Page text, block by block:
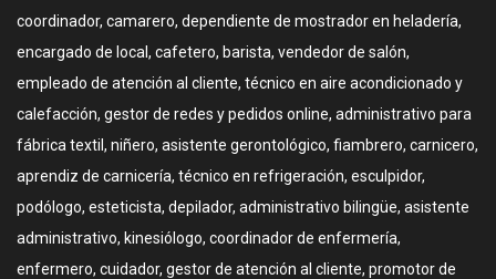
coordinador, camarero, dependiente de mostrador en heladería,
encargado de local, cafetero, barista, vendedor de salón,
empleado de atención al cliente, técnico en aire acondicionado y
calefacción, gestor de redes y pedidos online, administrativo para
fábrica textil, niñero, asistente gerontológico, fiambrero, carnicero,
aprendiz de carnicería, técnico en refrigeración, esculpidor,
podólogo, esteticista, depilador, administrativo bilingüe, asistente
administrativo, kinesiólogo, coordinador de enfermería,
enfermero, cuidador, gestor de atención al cliente, promotor de